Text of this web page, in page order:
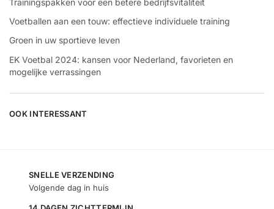
Trainingspakken voor een betere bedrijfsvitaliteit
Voetballen aan een touw: effectieve individuele training
Groen in uw sportieve leven
EK Voetbal 2024: kansen voor Nederland, favorieten en
mogelijke verrassingen
OOK INTERESSANT
SNELLE VERZENDING
Volgende dag in huis